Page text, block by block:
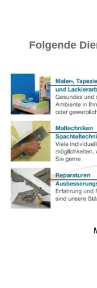
Folgende